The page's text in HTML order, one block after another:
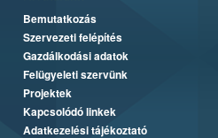
Bemutatkozás
Szervezeti felépítés
Gazdálkodási adatok
Felügyeleti szervünk
Projektek
Kapcsolódó linkek
Adatkezelési tájékoztató